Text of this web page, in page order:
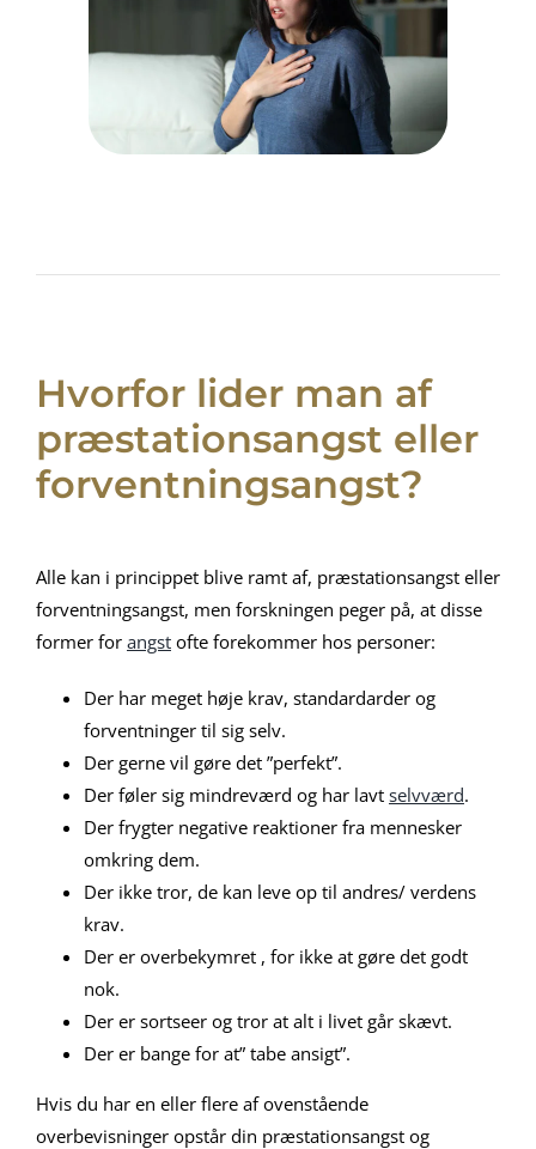
Hvorfor lider man af
præstationsangst eller
forventningsangst?
Alle kan i princippet blive ramt af, præstationsangst eller
forventningsangst, men forskningen peger på, at disse
former for angstofte forekommer hos personer:
Der har meget høje krav, standardarder og
forventninger til sig selv.
Der gerne vil gøre det ”perfekt”.
Der føler sig mindreværd og har lavt selvværd.
Der frygter negative reaktioner fra mennesker
omkring dem.
Der ikke tror, de kan leve op til andres/ verdens
krav.
Der er overbekymret , for ikke at gøre det godt
nok.
Der er sortseer og tror at alt i livet går skævt.
Der er bange for at” tabe ansigt”.
Hvis du har en eller flere af ovenstående
overbevisninger opstår din præstationsangst og